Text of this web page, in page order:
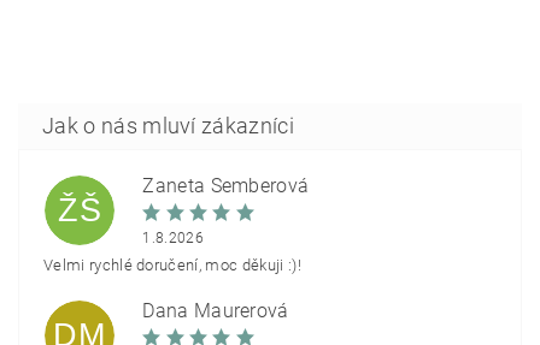
ŽŠ
Žaneta Šemberová
1.8.2026
Velmi rychlé doručení, moc děkuji :)!
DM
Dana Maurerová